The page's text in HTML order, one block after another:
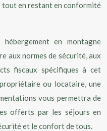
en restant en conformité
en montagne
aux normes de sécurité, aux
fiscaux spécifiques à cet
ou locataire, une
vous permettra de
offerts par les séjours en
et le confort de tous.